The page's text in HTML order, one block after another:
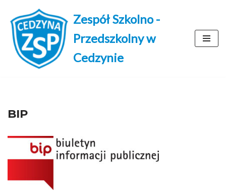
Przejdź
do
treści
Zespół Szkolno -
Przedszkolny w
Cedzynie
BIP